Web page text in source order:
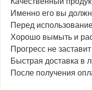
Именно его вы
Перед
Хорошо вымыть и
Прогресс не
Быстрая доставка в
После получения